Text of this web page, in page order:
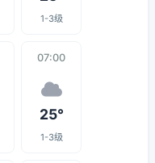
1-3级
07:00
25°
1-3级